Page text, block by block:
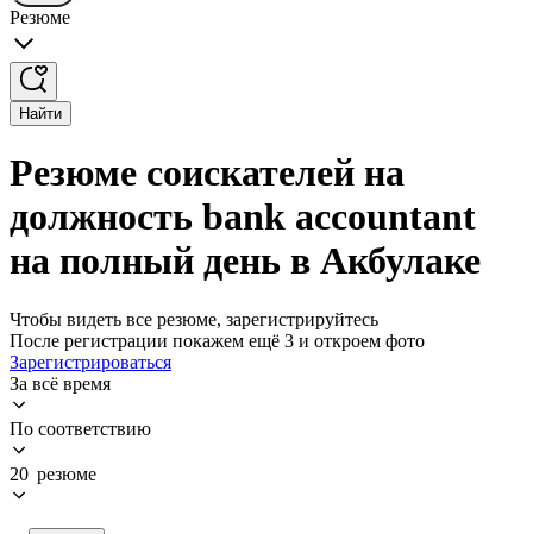
Резюме
Найти
Резюме соискателей на
должность bank accountant
на полный день в Акбулаке
Чтобы видеть все резюме, зарегистрируйтесь
После регистрации покажем ещё 3 и откроем фото
Зарегистрироваться
За всё время
По соответствию
20 резюме